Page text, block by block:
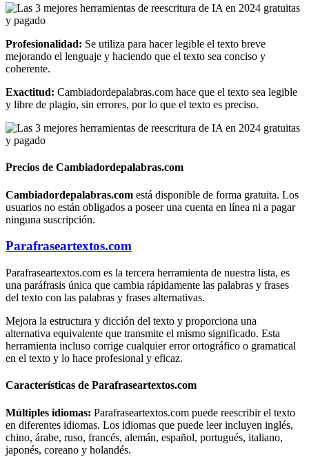
Profesionalidad: Se utiliza para hacer legible el texto breve
mejorando el lenguaje y haciendo que el texto sea conciso y
coherente.
Exactitud: Cambiadordepalabras.com hace que el texto sea legible
y libre de plagio, sin errores, por lo que el texto es preciso.
Precios de Cambiadordepalabras.com
Cambiadordepalabras.com está disponible de forma gratuita. Los
usuarios no están obligados a poseer una cuenta en línea ni a pagar
ninguna suscripción.
Parafraseartextos.com
Parafraseartextos.com es la tercera herramienta de nuestra lista, es
una paráfrasis única que cambia rápidamente las palabras y frases
del texto con las palabras y frases alternativas.
Mejora la estructura y dicción del texto y proporciona una
alternativa equivalente que transmite el mismo significado. Esta
herramienta incluso corrige cualquier error ortográfico o gramatical
en el texto y lo hace profesional y eficaz.
Características de Parafraseartextos.com
Múltiples idiomas: Parafraseartextos.com puede reescribir el texto
en diferentes idiomas. Los idiomas que puede leer incluyen inglés,
chino, árabe, ruso, francés, alemán, español, portugués, italiano,
japonés, coreano y holandés.